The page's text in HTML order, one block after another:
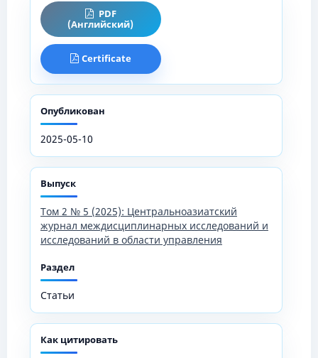
PDF
(Английский)
Certificate
Опубликован
2025-05-10
Выпуск
Том 2 № 5 (2025): Центральноазиатский
журнал междисциплинарных исследований и
исследований в области управления
Раздел
Статьи
Как цитировать